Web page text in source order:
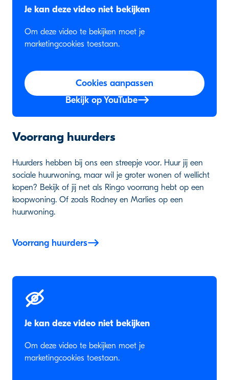
Je kan deze video niet bekijken
Om deze video te bekijken moet je
marketingcookies toestaan.
Cookies aanpassen
Bekijk op YouTube
Voorrang huurders
Huurders hebben bij ons een streepje voor. Huur jij een
sociale huurwoning, maar wil je groter wonen of wellicht
kopen? Bekijk of jij net als Ringo voorrang hebt op een
koopwoning. Of zoals Rodney en Marlies op een
huurwoning.
Voorrang huurders
Je kan deze video niet bekijken
Om deze video te bekijken moet je
marketingcookies toestaan.